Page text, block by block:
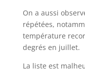
On a aussi
répétées,
température
degrés en juillet.
La liste est